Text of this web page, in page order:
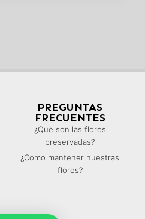
PREGUNTAS
FRECUENTES
¿Que son las flores
preservadas?
¿Como mantener nuestras
flores?